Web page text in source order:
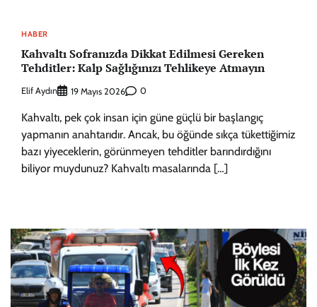
HABER
Kahvaltı Sofranızda Dikkat Edilmesi Gereken
Tehditler: Kalp Sağlığınızı Tehlikeye Atmayın
Elif Aydın 19 Mayıs 2026 0
Kahvaltı, pek çok insan için güne güçlü bir başlangıç
yapmanın anahtarıdır. Ancak, bu öğünde sıkça tükettiğimiz
bazı yiyeceklerin, görünmeyen tehditler barındırdığını
biliyor muydunuz? Kahvaltı masalarında […]